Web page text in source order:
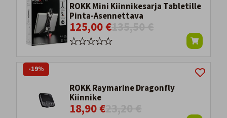
ROKK Mini Kiinnikesarja Tabletille
Pinta-Asennettava
125,00 €
ROKK Raymarine Dragonfly
Kiinnike
18,90 €
-19%